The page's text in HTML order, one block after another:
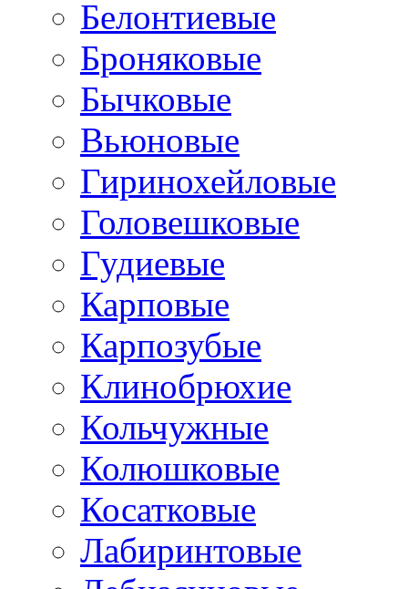
Белонтиевые
Броняковые
Бычковые
Вьюновые
Гиринохейловые
Головешковые
Гудиевые
Карповые
Карпозубые
Клинобрюхие
Кольчужные
Колюшковые
Косатковые
Лабиринтовые